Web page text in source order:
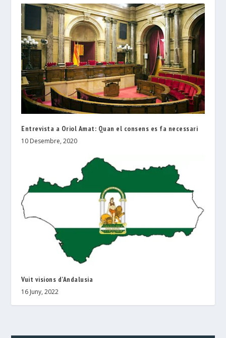
Entrevista a Oriol Amat: Quan el consens es fa necessari
10 Desembre, 2020
Vuit visions d’Andalusia
16 Juny, 2022